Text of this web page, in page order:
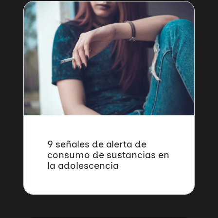
Quiénes somos
Nuestra red
Diversidad familiar
Qué hacemos
COLABORA
9 señales de alerta de
consumo de sustancias en
la adolescencia